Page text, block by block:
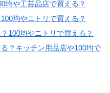
均や工芸品店で買える？
均やニトリで買える？
100均やニトリで買える？
？キッチン用品店や100均で